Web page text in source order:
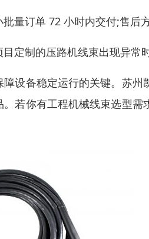
量订单 72 小时内交付;售
定制的压路机线束出现异
设备稳定运行的关键。苏
若你有工程机械线束选型